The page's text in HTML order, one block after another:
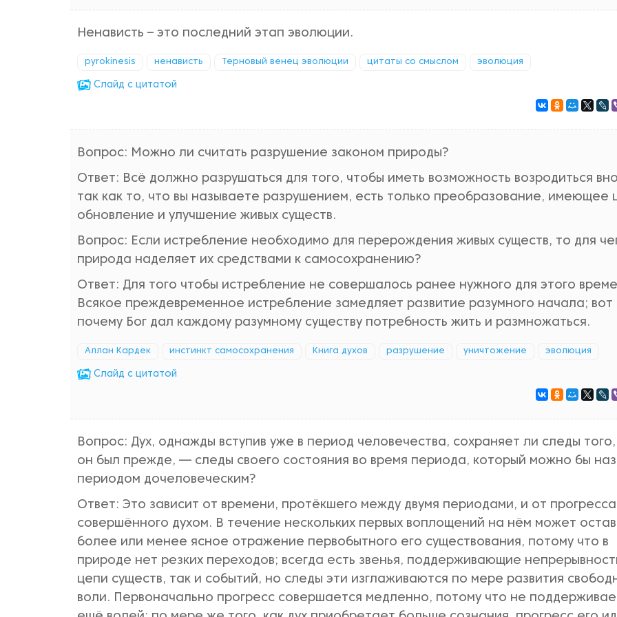
Ненависть – это последний этап эволюции.
pyrokinesis ненависть Терновый венец эволюции цитаты со смыслом эволюция
Cлайд с цитатой
Вопрос: Можно ли считать разрушение законом природы?
Ответ: Всё должно разрушаться для того, чтобы иметь возможность возродиться
так как то, что вы называете разрушением, есть только преобразование, имеющее
обновление и улучшение живых существ.
Вопрос: Если истребление необходимо для перерождения живых существ, то для
природа наделяет их средствами к самосохранению?
Ответ: Для того чтобы истребление не совершалось ранее нужного для этого
Всякое преждевременное истребление замедляет развитие разумного начала; вот
почему Бог дал каждому разумному существу потребность жить и размножаться.
Аллан Кардек инстинкт самосохранения Книга духов разрушение уничтожение эволюция
Cлайд с цитатой
Вопрос: Дух, однажды вступив уже в период человечества, сохраняет ли следы
он был прежде, — следы своего состояния во время периода, который можно бы
периодом дочеловеческим?
Ответ: Это зависит от времени, протёкшего между двумя периодами, и от
совершённого духом. В течение нескольких первых воплощений на нём может
более или менее ясное отражение первобытного его существования, потому что в
природе нет резких переходов; всегда есть звенья, поддерживающие
цепи существ, так и событий, но следы эти изглаживаются по мере развития
воли. Первоначально прогресс совершается медленно, потому что не